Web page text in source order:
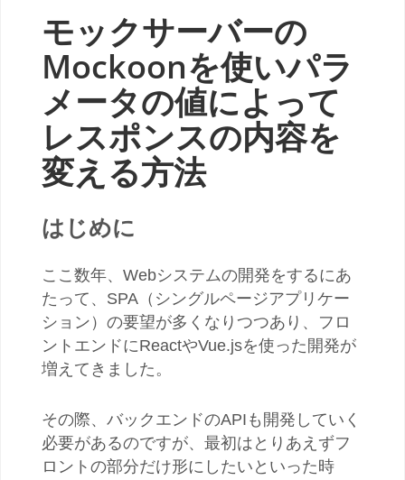
モックサーバーの
Mockoonを使いパラ
メータの値によって
レスポンスの内容を
変える方法
はじめに
ここ数年、Webシステムの開発をするにあ
たって、SPA（シングルページアプリケー
ション）の要望が多くなりつつあり、 フロ
ントエンドにReactやVue.jsを使った開発が
増えてきました。
その際、バックエンドのAPIも開発していく
必要があるのですが、最初はとりあえずフ
ロントの部分だけ形にしたい といった時